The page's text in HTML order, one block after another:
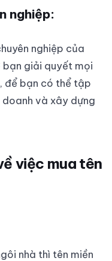
nghiệp:
nghiệp của
bạn giải quyết mọi
để bạn có thể tập
và xây dựng
việc mua tên
nhà thì tên miền